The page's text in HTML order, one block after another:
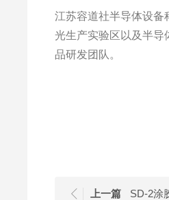
江苏容道社半导体设备
光生产实验区以及半导
品研发团队。
上一篇 SD-2涂